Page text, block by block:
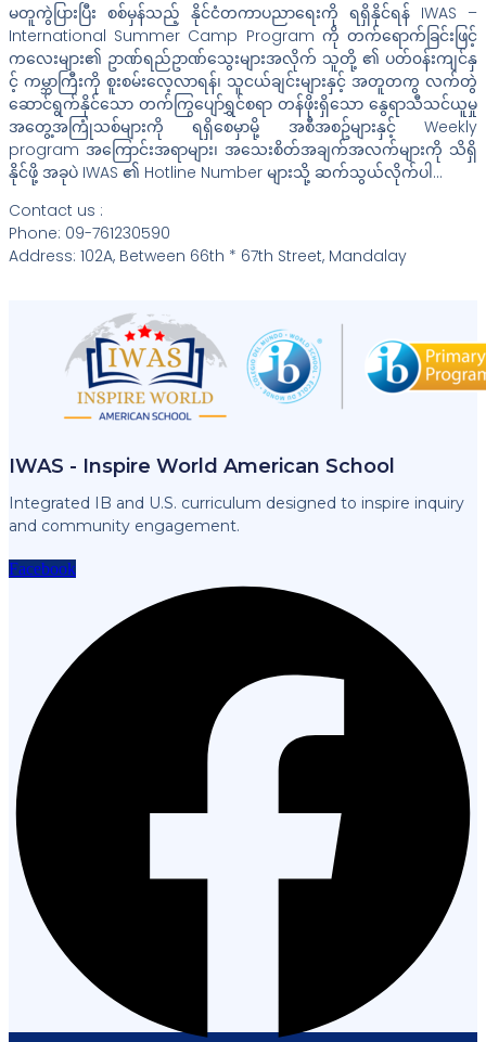
မတူကွဲပြားပြီး စစ်မှန်သည့် နိုင်ငံတကာပညာရေးကို ရရှိနိုင်ရန် IWAS –
International Summer Camp Program ကို တက်ရောက်ခြင်းဖြင့်
ကလေးများ၏ ဥာဏ်ရည်ဥာဏ်သွေးများအလိုက် သူတို့ ၏ ပတ်၀န်းကျင်နှ
င့် ကမ္ဘာကြီးကို စူးစမ်းလေ့လာရန်၊ သူငယ်ချင်းများနှင့် အတူတကွ လက်တွဲ
ဆောင်ရွက်နိုင်သော တက်ကြွပျော်ရွှင်စရာ တန်ဖိုးရှိသော နွေရာသီသင်ယူမှု
အတွေ့အကြုံသစ်များကို ရရှိစေမှာမို့ အစီအစဥ်များနှင့် Weekly
program အကြောင်းအရာများ၊ အသေးစိတ်အချက်အလက်များကို သိရှိ
နိုင်ဖို့ အခုပဲ IWAS ၏ Hotline Number များသို့ ဆက်သွယ်လိုက်ပါ…
Contact us :
Phone: 09-761230590
Address: 102A, Between 66th * 67th Street, Mandalay
IWAS - Inspire World American School
Integrated IB and U.S. curriculum designed to inspire inquiry
and community engagement.
Facebook